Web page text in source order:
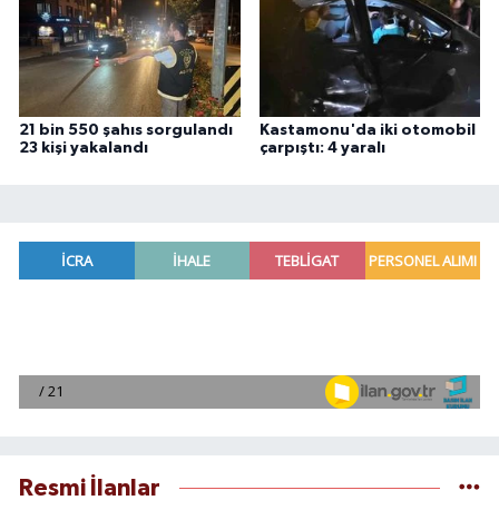
21 bin 550 şahıs sorgulandı
23 kişi yakalandı
Kastamonu'da iki otomobil
çarpıştı: 4 yaralı
Resmi İlanlar